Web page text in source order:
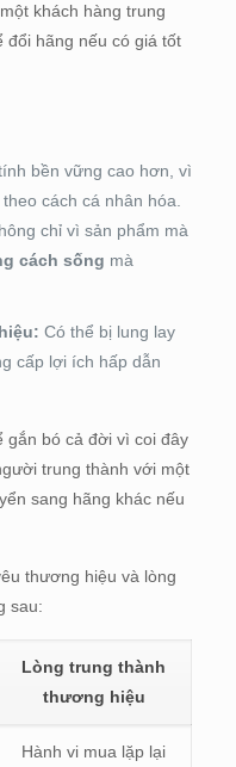
khách hàng trung
đổi hãng nếu có giá tốt
bền vững cao hơn, vì
cách cá nhân hóa.
chỉ vì sản phẩm mà
cách sống mà
Có thể bị lung lay
cấp lợi ích hấp dẫn
gắn bó cả đời vì coi đây
trung thành với một
sang hãng khác nếu
thương hiệu và lòng
sau:
Lòng trung thành
thương hiệu
Hành vi mua lặp lại